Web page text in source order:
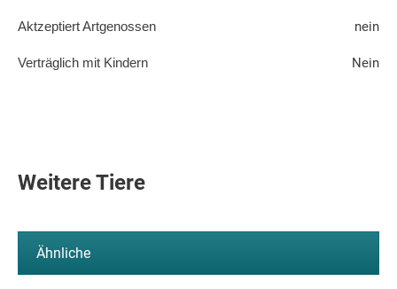
Aktzeptiert Artgenossen nein
Verträglich mit Kindern Nein
Weitere Tiere
Ähnliche